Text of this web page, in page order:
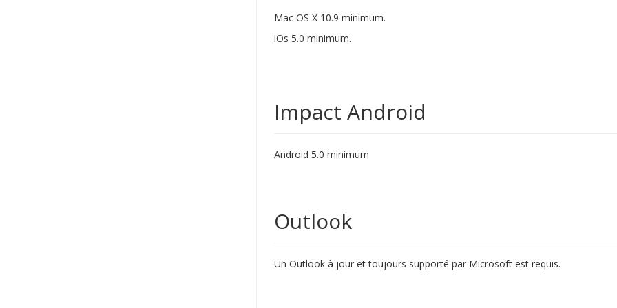
Mac OS X 10.9 minimum.
iOs 5.0 minimum.
Impact Android
Android 5.0 minimum
Outlook
Un Outlook à jour et toujours supporté par Microsoft est requis.